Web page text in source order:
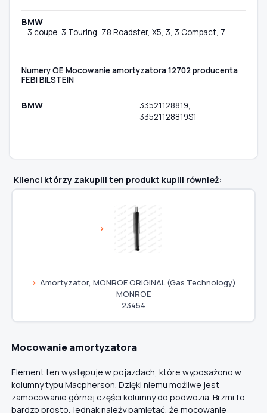
BMW
3 coupe, 3 Touring, Z8 Roadster, X5, 3, 3 Compact, 7
Numery OE Mocowanie amortyzatora 12702 producenta
FEBI BILSTEIN
BMW
33521128819,
33521128819S1
Klienci którzy zakupili ten produkt kupili również:
Amortyzator, MONROE ORIGINAL (Gas Technology)
MONROE
23454
Mocowanie amortyzatora
Element ten występuje w pojazdach, które wyposażono w
kolumny typu Macpherson. Dzięki niemu możliwe jest
zamocowanie górnej części kolumny do podwozia. Brzmi to
bardzo prosto, jednak należy pamiętać, że mocowanie